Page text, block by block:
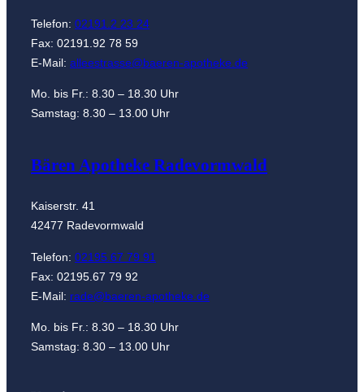
Telefon: 02191.2 23 24
Fax: 02191.92 78 59
E-Mail: alleestrasse@baeren-apotheke.de
Mo. bis Fr.: 8.30 – 18.30 Uhr
Samstag: 8.30 – 13.00 Uhr
Bären Apotheke Radevormwald
Kaiserstr. 41
42477 Radevormwald
Telefon: 02195.67 79 91
Fax: 02195.67 79 92
E-Mail: rade@baeren-apotheke.de
Mo. bis Fr.: 8.30 – 18.30 Uhr
Samstag: 8.30 – 13.00 Uhr